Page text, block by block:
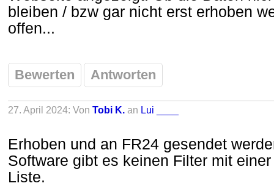
bleiben / bzw gar nicht erst erhoben
offen...
Bewerten Antworten
27. April 2024: Von Tobi K. an Lui ____
Erhoben und an FR24 gesendet
Software gibt es keinen Filter mit
Liste.